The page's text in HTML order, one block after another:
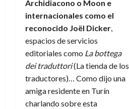
Archidiacono o Moon e
internacionales como el
reconocido Joël Dicker,
espacios de servicios
editoriales como La bottega
dei traduttori(La tienda de los
traductores)… Como dijo una
amiga residente en Turín
charlando sobre esta